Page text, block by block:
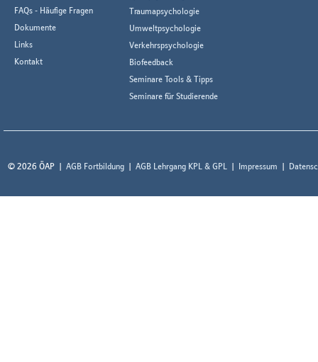
FAQs - Häufige Fragen
Dokumente
Links
Kontakt
Traumapsychologie
Umweltpsychologie
Verkehrspsychologie
Biofeedback
Seminare Tools & Tipps
Seminare für Studierende
© 2026 ÖAP AGB Fortbildung AGB Lehrgang KPL & GPL Impressum